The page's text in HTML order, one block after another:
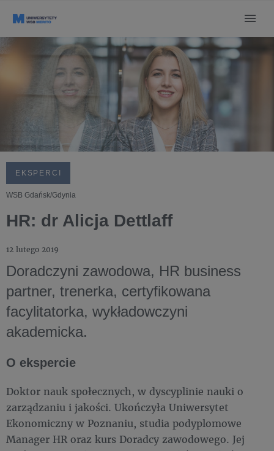
EKSPERCI
WSB Gdańsk/Gdynia
HR: dr Alicja Dettlaff
12 lutego 2019
Doradczyni zawodowa, HR business
partner, trenerka, certyfikowana
facylitatorka, wykładowczyni
akademicka.
O ekspercie
Doktor nauk społecznych, w dyscyplinie nauki o
zarządzaniu i jakości. Ukończyła Uniwersytet
Ekonomiczny w Poznaniu, studia podyplomowe
Manager HR oraz kurs Doradcy zawodowego. Jej